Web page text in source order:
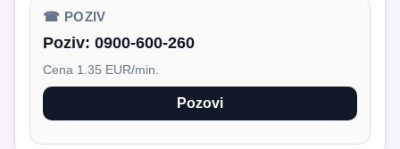
☎ POZIV
Poziv: 0900-600-260
Cena 1.35 EUR/min.
Pozovi